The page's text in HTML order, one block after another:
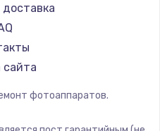
сайта
фотоаппаратов.